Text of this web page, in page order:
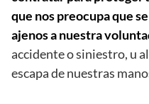
que nos preocupa que
ajenos a nuestra
accidente o siniestro, u
escapa de nuestras